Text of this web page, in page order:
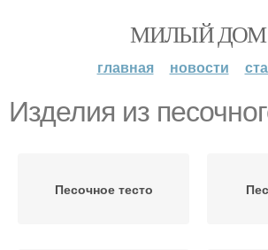
МИЛЫЙ ДОМ
главная новости
Изделия из
Песочное тесто